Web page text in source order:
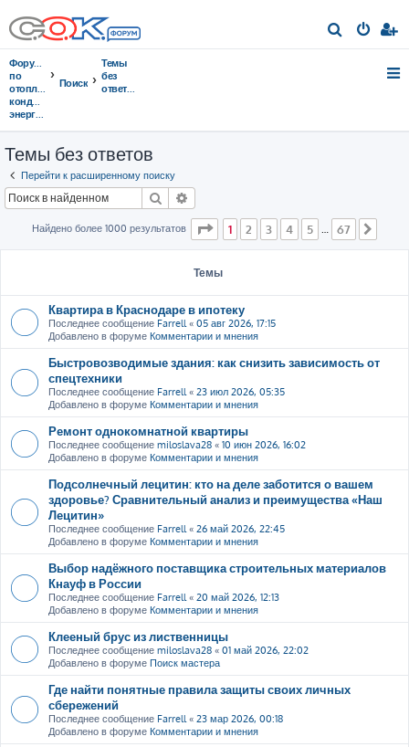
о
Форумы
по
отоплению,
кондиционированию,
энергосбережению
Поиск
Темы
без
ответов
Темы без ответов
Перейти к расширенному поиску
Поиск
Найдено более 1000 результатов Страница из 67
1 2 3 4 5 67
Темы
Квартира в Краснодаре в ипотеку
Последнее сообщение Farrell « 05 авг 2026, 17:15
Добавлено в форуме Комментарии и мнения
Быстровозводимые здания: как снизить зависимость от
спецтехники
Последнее сообщение Farrell « 23 июл 2026, 05:35
Добавлено в форуме Комментарии и мнения
Ремонт однокомнатной квартиры
Последнее сообщение miloslava28 « 10 июн 2026, 16:02
Добавлено в форуме Комментарии и мнения
Подсолнечный лецитин: кто на деле заботится о вашем
здоровье? Сравнительный анализ и преимущества «Наш
Лецитин»
Последнее сообщение Farrell « 26 май 2026, 22:45
Добавлено в форуме Комментарии и мнения
Выбор надёжного поставщика строительных материалов
Кнауф в России
Последнее сообщение Farrell « 20 май 2026, 12:13
Добавлено в форуме Комментарии и мнения
Клееный брус из лиственницы
Последнее сообщение miloslava28 « 01 май 2026, 22:02
Добавлено в форуме Поиск мастера
Где найти понятные правила защиты своих личных
сбережений
Последнее сообщение Farrell « 23 мар 2026, 00:18
Добавлено в форуме Комментарии и мнения